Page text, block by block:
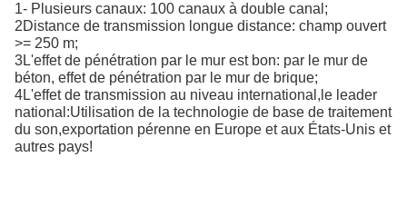
1- Plusieurs canaux: 100 canaux à double canal;
2Distance de transmission longue distance: champ ouvert
>= 250 m;
3L'effet de pénétration par le mur est bon: par le mur de
béton, effet de pénétration par le mur de brique;
4L'effet de transmission au niveau international,le leader
national:Utilisation de la technologie de base de traitement
du son,exportation pérenne en Europe et aux États-Unis et
autres pays!